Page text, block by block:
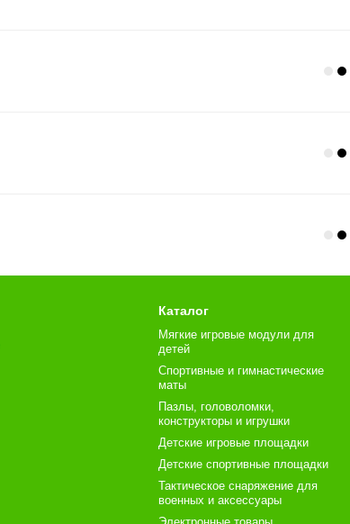
Каталог
Мягкие игровые модули для
детей
Спортивные и гимнастические
маты
Пазлы, головоломки,
конструкторы и игрушки
Детские игровые площадки
Детские спортивные площадки
Тактическое снаряжение для
военных и аксессуары